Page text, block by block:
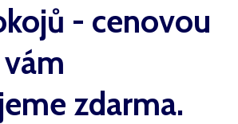
- cenovou
zdarma.